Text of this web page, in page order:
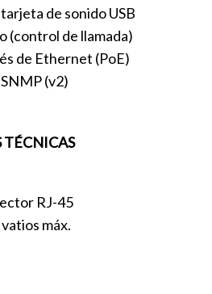
de sonido USB
(control de llamada)
de Ethernet (PoE)
(v2)
TÉCNICAS
RJ-45
máx.